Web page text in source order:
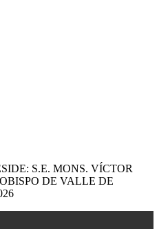
S.E. MONS. VÍCTOR
DE VALLE DE